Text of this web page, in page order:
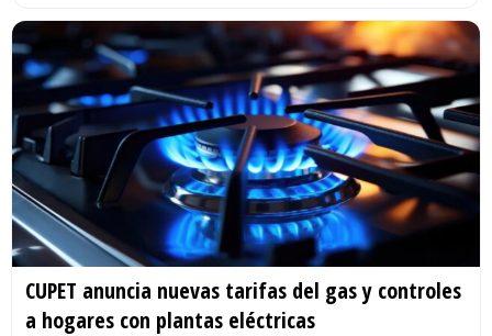
CUPET anuncia nuevas tarifas del gas y controles
a hogares con plantas eléctricas